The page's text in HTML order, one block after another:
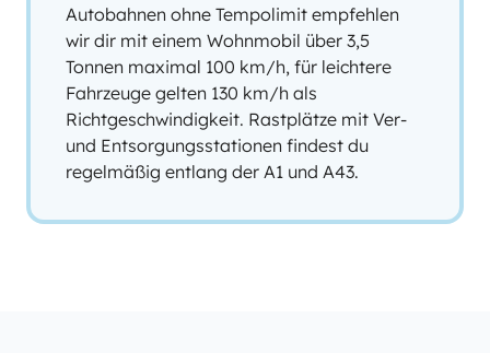
Autobahnen ohne Tempolimit empfehlen
wir dir mit einem Wohnmobil über 3,5
Tonnen maximal 100 km/h, für leichtere
Fahrzeuge gelten 130 km/h als
Richtgeschwindigkeit. Rastplätze mit Ver-
und Entsorgungsstationen findest du
regelmäßig entlang der A1 und A43.